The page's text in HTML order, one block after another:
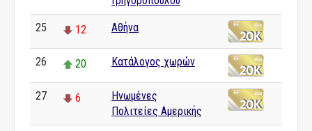
25 12 Αθήνα
26 20 Κατάλογος χωρών
27 6
Ηνωμένες
Πολιτείες Αμερικής